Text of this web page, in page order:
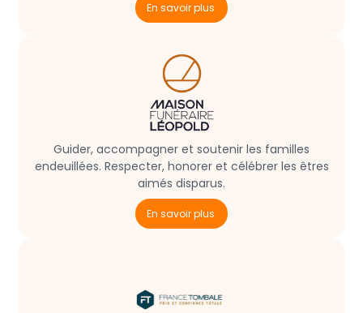
En savoir plus
Guider, accompagner et soutenir les familles
endeuillées. Respecter, honorer et célébrer les êtres
aimés disparus.
En savoir plus